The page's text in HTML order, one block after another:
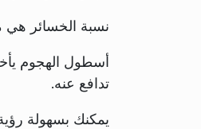
نسبة الخسائر هي
أسطول الهجوم
تدافع عنه.
يمكنك بسهولة